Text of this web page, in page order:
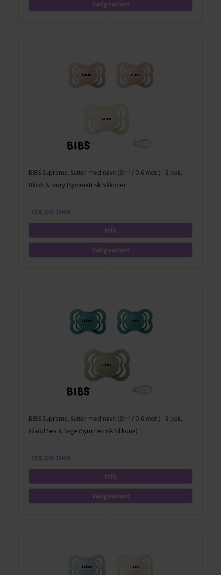
BIBS Supreme, Sutter med navn (Str 1/ 0-6 mdr.) - 3 pak,
Blush & Ivory (Symmetrisk Silikone)
129,00 DKK
BIBS Supreme, Sutter med navn (Str 1/ 0-6 mdr.) - 3 pak,
Island Sea & Sage (Symmetrisk Silikone)
129,00 DKK